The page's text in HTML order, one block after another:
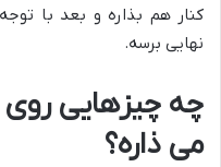
کنار هم بذاره و بعد با
نهایی برسه.
چه چیزهایی روی
می ذاره؟